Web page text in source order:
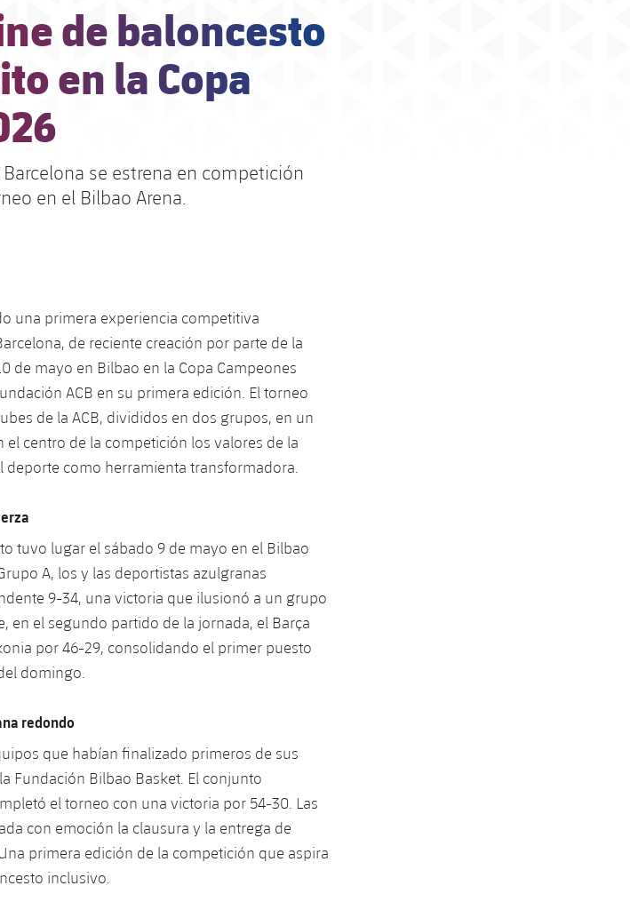
de baloncesto
en la Copa
se estrena en competición
en el Bilbao Arena.
una primera experiencia competitiva
de reciente creación por parte de la
de mayo en Bilbao en la Copa Campeones
ACB en su primera edición. El torneo
de la ACB, divididos en dos grupos, en un
centro de la competición los valores de la
como herramienta transformadora.
tuvo lugar el sábado 9 de mayo en el Bilbao
A, los y las deportistas azulgranas
9-34, una victoria que ilusionó a un grupo
en el segundo partido de la jornada, el Barça
por 46-29, consolidando el primer puesto
domingo.
redondo
que habían finalizado primeros de sus
Fundación Bilbao Basket. El conjunto
el torneo con una victoria por 54-30. Las
con emoción la clausura y la entrega de
primera edición de la competición que aspira
inclusivo.